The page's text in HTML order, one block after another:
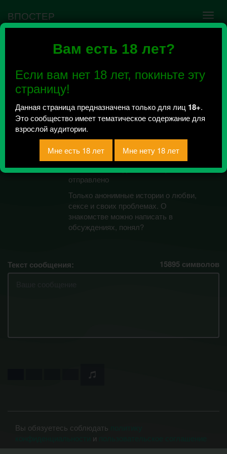
Вам есть 18 лет?
Если вам нет 18 лет, покиньте эту
страницу!
Данная страница предназначена только для лиц 18+.
Это сообщество имеет тематическое содержание для
взрослой аудитории.
ВПОСТЕР
Ошибка VK API #5
сообщества нужно авторизоваться на сервисе
повторно.
Подслушано Гей
Парни Владивосток
Всего 4, за сегодня 0 сообщений
отправлено
Только анонимные истории о любви,
сексе и своих проблемах. О
знакомстве можно написать в
обсуждениях, понял?
Текст сообщения: 15895 символов
Вы обязуетесь соблюдать
и